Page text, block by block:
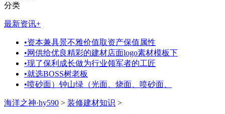
分类
最新资讯+
•资本兼具景不雅价值取资产保值属性
•网供给优良精彩的建材店面logo素材模板下
•现了保利成长做为行业领军者的工匠
•就选BOSS树老板
•喷砂面）钟山绿（光面、烧面、喷砂面、
海洋之神·hy590 > 装修建材知识 >